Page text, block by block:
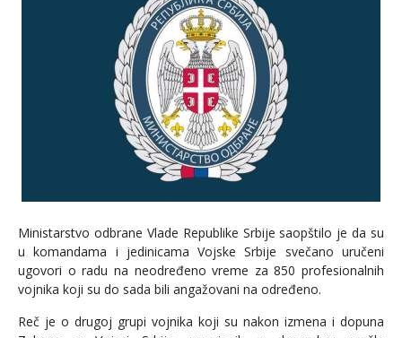
Ministarstvo odbrane Vlade Republike Srbije saopštilo je da su
u komandama i jedinicama Vojske Srbije svečano uručeni
ugovori o radu na neodređeno vreme za 850 profesionalnih
vojnika koji su do sada bili angažovani na određeno.
Reč je o drugoj grupi vojnika koji su nakon izmena i dopuna